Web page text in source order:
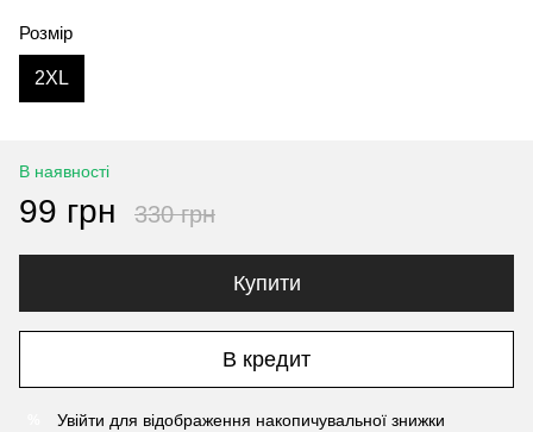
Розмір
2XL
В наявності
99 грн 330 грн
Купити
В кредит
Увійти для відображення накопичувальної знижки